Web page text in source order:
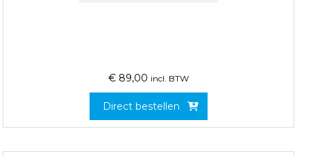
€ 89,00 incl. BTW
Direct bestellen